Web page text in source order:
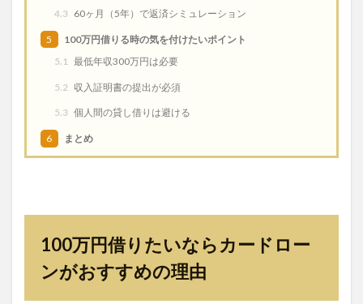
4.3 60ヶ月（5年）で返済シミュレーション
5
100万円借りる時の気を付けたいポイント
5.1 最低年収300万円は必要
5.2 収入証明書の提出が必須
5.3 個人間の貸し借りは避ける
6 まとめ
100万円借りたいならカードロー
ンがおすすめの理由